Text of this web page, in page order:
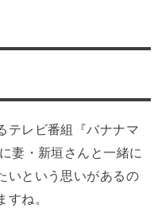
テレビ番組『バナナマ
妻・新垣さんと一緒に
いという思いがあるの
ね。